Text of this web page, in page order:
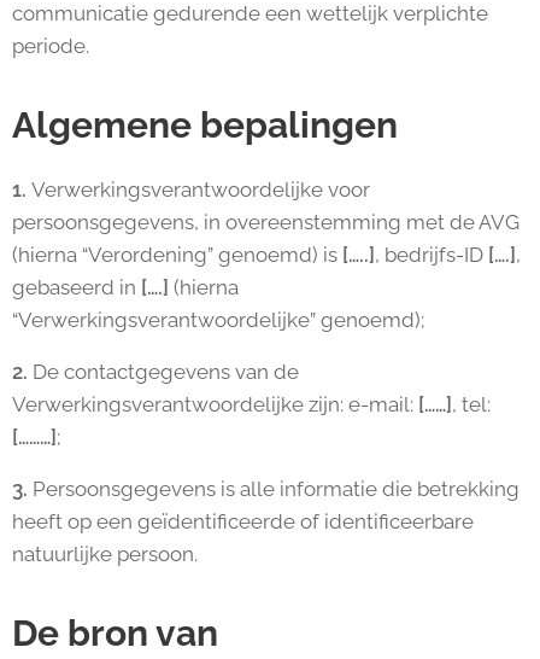
communicatie gedurende een wettelijk verplichte
periode.
Algemene bepalingen
1. Verwerkingsverantwoordelijke voor
persoonsgegevens, in overeenstemming met de AVG
(hierna “Verordening” genoemd) is […..] , bedrijfs-ID [….] ,
gebaseerd in [….] (hierna
“Verwerkingsverantwoordelijke” genoemd);
2. De contactgegevens van de
Verwerkingsverantwoordelijke zijn: e-mail: [……] , tel:
[………] ;
3. Persoonsgegevens is alle informatie die betrekking
heeft op een geïdentificeerde of identificeerbare
natuurlijke persoon.
De bron van